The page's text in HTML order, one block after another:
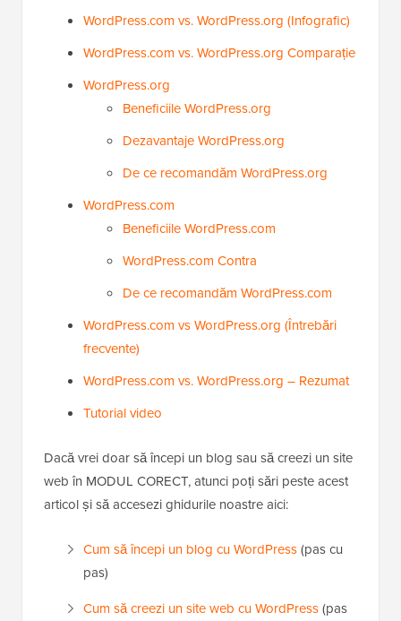
WordPress.com vs. WordPress.org (Infografic)
WordPress.com vs. WordPress.org Comparație
WordPress.org
Beneficiile WordPress.org
Dezavantaje WordPress.org
De ce recomandăm WordPress.org
WordPress.com
Beneficiile WordPress.com
WordPress.com Contra
De ce recomandăm WordPress.com
WordPress.com vs WordPress.org (Întrebări
frecvente)
WordPress.com vs. WordPress.org – Rezumat
Tutorial video
Dacă vrei doar să începi un blog sau să creezi un site
web în MODUL CORECT, atunci poți sări peste acest
articol și să accesezi ghidurile noastre aici:
Cum să începi un blog cu WordPress(pas cu
pas)
Cum să creezi un site web cu WordPress(pas